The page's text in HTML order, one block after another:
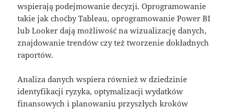
wspierają podejmowanie decyzji. Oprogramowanie
takie jak choćby Tableau, oprogramowanie Power BI
lub Looker dają możliwość na wizualizację danych,
znajdowanie trendów czy też tworzenie dokładnych
raportów.
Analiza danych wspiera również w dziedzinie
identyfikacji ryzyka, optymalizacji wydatków
finansowych i planowaniu przyszłych kroków